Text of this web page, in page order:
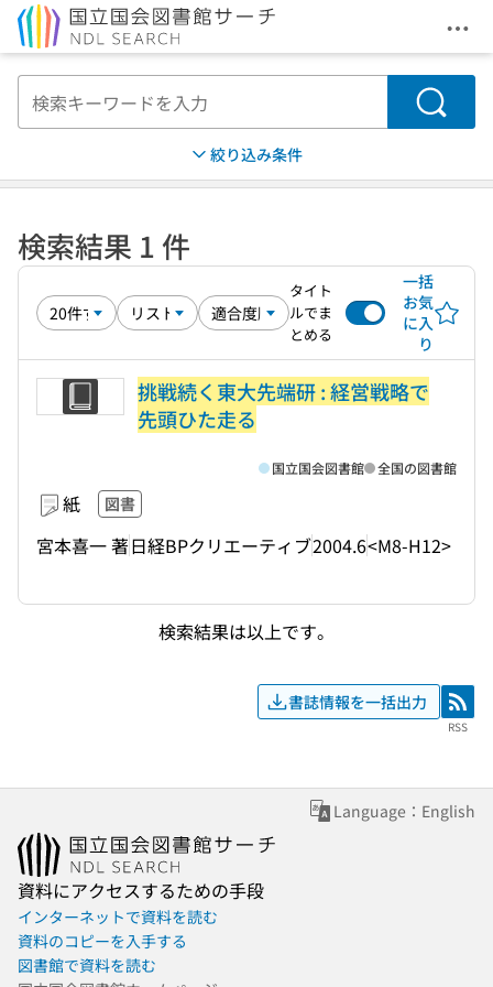
メ
検索
絞り込み条件
検索結果 1 件
タイト
ルでま
とめる
一括
お気
に入
り
挑戦続く東大先端研 : 経営戦略で
先頭ひた走る
紙 図書
宮本喜一 著日経BPクリエーティブ2004.6<M8-H12>
国立国会図書館 全国の図書館
検索結果は以上です。
書誌情報を一括出力 RSS
RSS
Language：English
資料にアクセスするための手段
インターネットで資料を読む
資料のコピーを入手する
図書館で資料を読む